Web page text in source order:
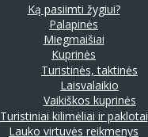
Ką pasiimti žygiui?
Palapinės
Miegmaišiai
Kuprinės
Turistinės, taktinės
Laisvalaikio
Vaikiškos kuprinės
Turistiniai kilimėliai ir paklotai
Lauko virtuvės reikmenys